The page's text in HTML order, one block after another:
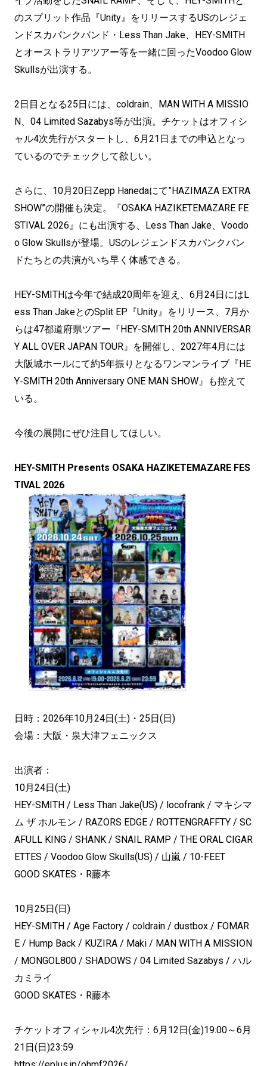
のスプリット作品『Unity』をリリースするUSのレジェ
ンドスカパンクバンド・Less Than Jake、HEY-SMITH
とオーストラリアツアー等を一緒に回ったVoodoo Glow
Skullsが出演する。
2日目となる25日には、coldrain、MAN WITH A MISSIO
N、04 Limited Sazabys等が出演。チケットはオフィシ
ャル4次先行がスタートし、6月21日までの申込となっ
ているのでチェックして欲しい。
さらに、10月20日Zepp Hanedaにて”HAZIMAZA EXTRA
SHOW”の開催も決定。『OSAKA HAZIKETEMAZARE FE
STIVAL 2026』にも出演する、Less Than Jake、Voodo
o Glow Skullsが登場。USのレジェンドスカパンクバン
ドたちとの共演がいち早く体感できる。
HEY-SMITHは今年で結成20周年を迎え、6月24日にはL
ess Than JakeとのSplit EP『Unity』をリリース、7月か
らは47都道府県ツアー『HEY-SMITH 20th ANNIVERSAR
Y ALL OVER JAPAN TOUR』を開催し、2027年4月には
大阪城ホールにて約5年振りとなるワンマンライブ『HE
Y-SMITH 20th Anniversary ONE MAN SHOW』も控えて
いる。
今後の展開にぜひ注目してほしい。
HEY-SMITH Presents OSAKA HAZIKETEMAZARE FES
TIVAL 2026
日時：2026年10月24日(土)・25日(日)
会場：大阪・泉大津フェニックス
出演者：
10月24日(土)
HEY-SMITH / Less Than Jake(US) / locofrank / マキシマ
ム ザ ホルモン / RAZORS EDGE / ROTTENGRAFFTY / SC
AFULL KING / SHANK / SNAIL RAMP / THE ORAL CIGAR
ETTES / Voodoo Glow Skulls(US) / 山嵐 / 10-FEET
GOOD SKATES・R藤本
10月25日(日)
HEY-SMITH / Age Factory / coldrain / dustbox / FOMAR
E / Hump Back / KUZIRA / Maki / MAN WITH A MISSION
/ MONGOL800 / SHADOWS / 04 Limited Sazabys / ハル
カミライ
GOOD SKATES・R藤本
チケットオフィシャル4次先行：6月12日(金)19:00～6月
21日(日)23:59